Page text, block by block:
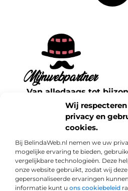
Wij
privacy en
cookies.
Bij BelindaWeb.nl nemen we uw
mogelijke ervaring te bieden,
vergelijkbare technologieën. Deze
onze website gebruikt, zodat wij
gepersonaliseerde ervaringen
informatie kunt u ons cookiebeleid
Van alledaags tot
Ontdek inspirerende
alles wat het dagelijks
Bericht categorie